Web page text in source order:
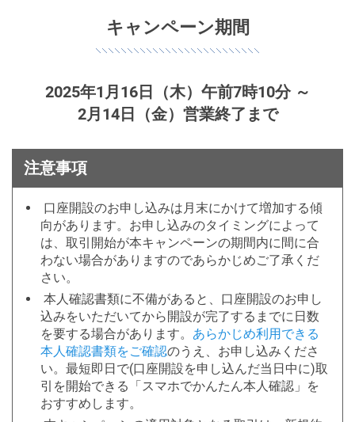
キャンペーン期間
2025年1月16日（木）午前7時10分 ～
2月14日（金）営業終了まで
注意事項
口座開設のお申し込みは月末にかけて増加する傾
向があります。お申し込みのタイミングによって
は、取引開始が本キャンペーンの期間内に間に合
わない場合がありますのであらかじめご了承くだ
さい。
本人確認書類に不備があると、口座開設のお申し
込みをいただいてから開設が完了するまでに日数
を要する場合があります。 あらかじめ利用できる
本人確認書類をご確認のうえ、お申し込みくださ
い。最短即日で(口座開設を申し込んだ当日中に)取
引を開始できる「スマホでかんたん本人確認」を
おすすめします。